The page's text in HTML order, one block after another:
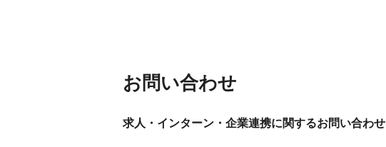
貴重な時間となりました。現役クリエイター
の決意がさらに強まるイベントとなりまし
お問い合わせ
求人・インターン・企業連携に関するお問い合わせ